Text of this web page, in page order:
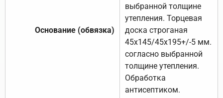
Основание (обвязка)
выбранной толщине
утепления. Торцевая
доска строганая
45х145/45х195+/-5 мм.
согласно выбранной
толщине утепления.
Обработка
антисептиком.